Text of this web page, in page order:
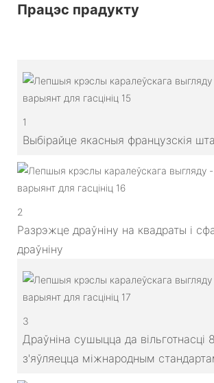
Працэс прадукту
1
Выбірайце якасныя французскія
2
Разрэжце драўніну на квадраты і
драўніну
3
Драўніна сушыцца да вільготнасці
з'яўляецца міжнародным